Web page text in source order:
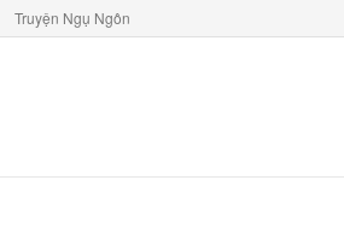
Truyện Ngụ Ngôn